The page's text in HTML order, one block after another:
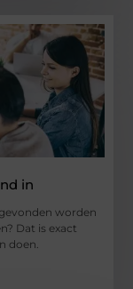
in
worden
Dat is exact
doen.